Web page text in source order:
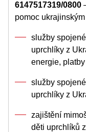
6147517319/0800
pomoc
služby
uprchlíky z
energie,
služby
uprchlíky z
zajištění
děti uprchlíků